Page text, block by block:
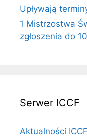
Upływają
1 Mistrzostwa
zgłoszenia do
Serwer ICCF
Aktualności ICCF